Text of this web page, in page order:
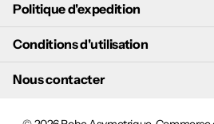
Politique d'expedition
Conditions d'utilisation
Nous contacter